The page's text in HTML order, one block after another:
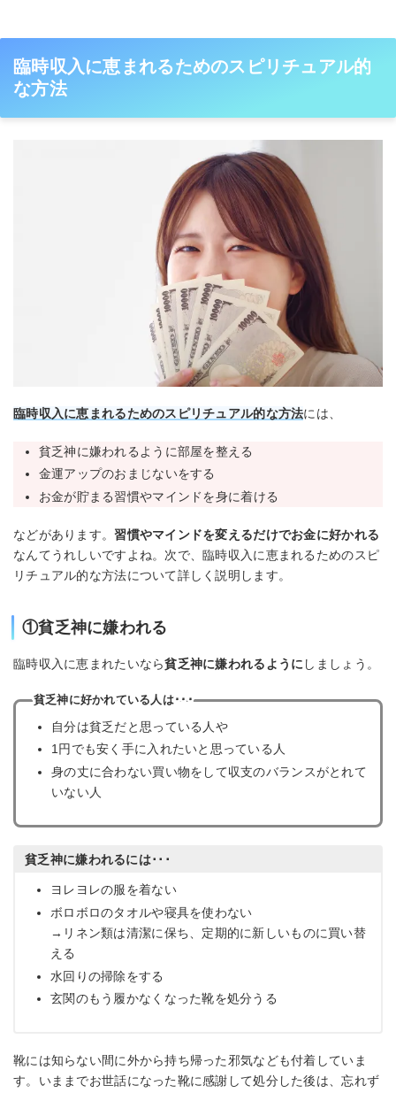
臨時収入に恵まれるためのスピリチュアル的
な方法
臨時収入に恵まれるためのスピリチュアル的な方法には、
貧乏神に嫌われるように部屋を整える
金運アップのおまじないをする
お金が貯まる習慣やマインドを身に着ける
などがあります。習慣やマインドを変えるだけでお金に好かれる
なんてうれしいですよね。次で、臨時収入に恵まれるためのスピ
リチュアル的な方法について詳しく説明します。
①貧乏神に嫌われる
臨時収入に恵まれたいなら貧乏神に嫌われるように しましょう。
貧乏神に好かれている人は･･･
自分は貧乏だと思っている人や
1円でも安く手に入れたいと思っている人
身の丈に合わない買い物をして収支のバランスがとれて
いない人
貧乏神に嫌われるには･･･
ヨレヨレの服を着ない
ボロボロのタオルや寝具を使わない
→リネン類は清潔に保ち、定期的に新しいものに買い替
える
水回りの掃除をする
玄関のもう履かなくなった靴を処分うる
靴には知らない間に外から持ち帰った邪気なども付着していま
す。いままでお世話になった靴に感謝して処分した後は、忘れず